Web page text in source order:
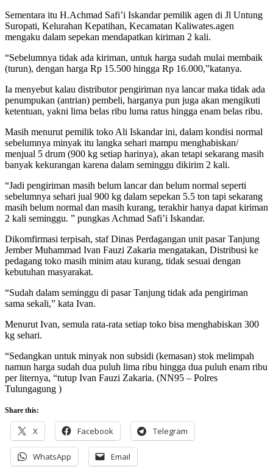
Sementara itu H.Achmad Safi’i Iskandar pemilik agen di Jl Untung
Suropati, Kelurahan Kepatihan, Kecamatan Kaliwates.agen
mengaku dalam sepekan mendapatkan kiriman 2 kali.
“Sebelumnya tidak ada kiriman, untuk harga sudah mulai membaik
(turun), dengan harga Rp 15.500 hingga Rp 16.000,”katanya.
Ia menyebut kalau distributor pengiriman nya lancar maka tidak ada
penumpukan (antrian) pembeli, harganya pun juga akan mengikuti
ketentuan, yakni lima belas ribu luma ratus hingga enam belas ribu.
Masih menurut pemilik toko Ali Iskandar ini, dalam kondisi normal
sebelumnya minyak itu langka sehari mampu menghabiskan/
menjual 5 drum (900 kg setiap harinya), akan tetapi sekarang masih
banyak kekurangan karena dalam seminggu dikirim 2 kali.
“Jadi pengiriman masih belum lancar dan belum normal seperti
sebelumnya sehari jual 900 kg dalam sepekan 5.5 ton tapi sekarang
masih belum normal dan masih kurang, terakhir hanya dapat kiriman
2 kali seminggu. ” pungkas Achmad Safi’i Iskandar.
Dikomfirmasi terpisah, staf Dinas Perdagangan unit pasar Tanjung
Jember Muhammad Ivan Fauzi Zakaria mengatakan, Distribusi ke
pedagang toko masih minim atau kurang, tidak sesuai dengan
kebutuhan masyarakat.
“Sudah dalam seminggu di pasar Tanjung tidak ada pengiriman
sama sekali,” kata Ivan.
Menurut Ivan, semula rata-rata setiap toko bisa menghabiskan 300
kg sehari.
“Sedangkan untuk minyak non subsidi (kemasan) stok melimpah
namun harga sudah dua puluh lima ribu hingga dua puluh enam ribu
per liternya, “tutup Ivan Fauzi Zakaria. (NN95 – Polres
Tulungagung )
Share this:
X Facebook Telegram
WhatsApp Email